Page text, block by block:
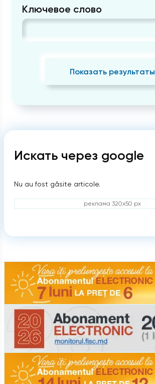
Ключевое слово
Показать результаты
Искать через google
Nu au fost găsite articole.
реклама 320x50 px